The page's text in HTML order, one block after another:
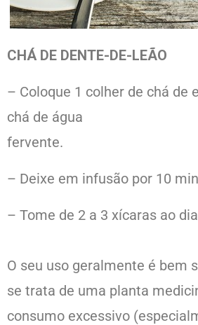
CHÁ DE DENTE-DE-LEÃO
– Coloque 1 colher de chá de
chá de água
fervente.
– Deixe em infusão por 10
– Tome de 2 a 3 xícaras ao
O seu uso geralmente é bem
se trata de uma planta
consumo excessivo